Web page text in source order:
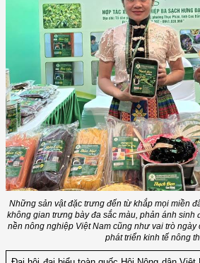
Những sản vật đặc trưng đến từ khắp mọi miền
không gian trưng bày đa sắc màu, phản ánh sinh
nền nông nghiệp Việt Nam cũng như vai trò
phát triển kinh tế nông